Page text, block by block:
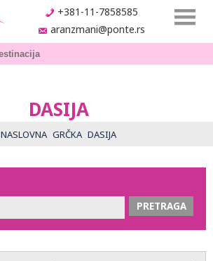
+381-11-7858585
aranzmani@ponte.rs
DASIJA
NASLOVNA GRČKA DASIJA